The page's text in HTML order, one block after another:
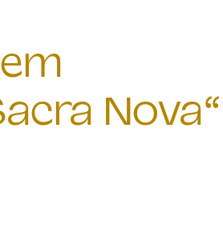
Nova“